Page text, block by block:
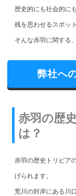
歴史的にも社会的に
残を思わせるスポッ
そんな赤羽に関する
弊社へ
赤羽の歴
は？
赤羽の歴史トリビア
げられます。
荒川の対岸にある川